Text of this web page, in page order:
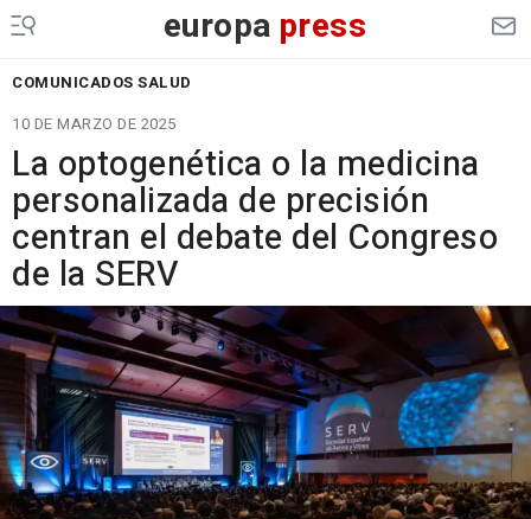
europa press
COMUNICADOS SALUD
10 DE MARZO DE 2025
La optogenética o la medicina
personalizada de precisión
centran el debate del Congreso
de la SERV